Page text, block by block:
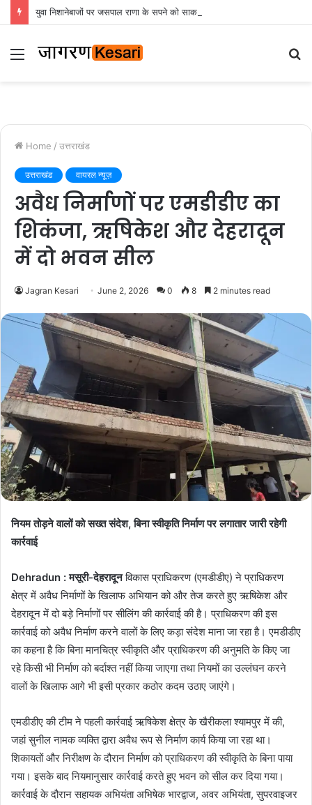
Menu
Home / उत्तराखंड
उत्तराखंड वायरल न्यूज़
अवैध निर्माणों पर एमडीडीए का
शिकंजा, ऋषिकेश और देहरादून
में दो भवन सील
Jagran Kesari June 2, 2026 0 8 2 minutes read
नियम तोड़ने वालों को सख्त संदेश, बिना स्वीकृति निर्माण पर लगातार जारी रहेगी
कार्रवाई
Dehradun : मसूरी-देहरादूनविकास प्राधिकरण (एमडीडीए) ने प्राधिकरण
क्षेत्र में अवैध निर्माणों के खिलाफ अभियान को और तेज करते हुए ऋषिकेश और
देहरादून में दो बड़े निर्माणों पर सीलिंग की कार्रवाई की है। प्राधिकरण की इस
कार्रवाई को अवैध निर्माण करने वालों के लिए कड़ा संदेश माना जा रहा है। एमडीडीए
का कहना है कि बिना मानचित्र स्वीकृति और प्राधिकरण की अनुमति के किए जा
रहे किसी भी निर्माण को बर्दाश्त नहीं किया जाएगा तथा नियमों का उल्लंघन करने
वालों के खिलाफ आगे भी इसी प्रकार कठोर कदम उठाए जाएंगे।
एमडीडीए की टीम ने पहली कार्रवाई ऋषिकेश क्षेत्र के खैरीकला श्यामपुर में की,
जहां सुनील नामक व्यक्ति द्वारा अवैध रूप से निर्माण कार्य किया जा रहा था।
शिकायतों और निरीक्षण के दौरान निर्माण को प्राधिकरण की स्वीकृति के बिना पाया
गया। इसके बाद नियमानुसार कार्रवाई करते हुए भवन को सील कर दिया गया।
कार्रवाई के दौरान सहायक अभियंता अभिषेक भारद्वाज, अवर अभियंता, सुपरवाइजर